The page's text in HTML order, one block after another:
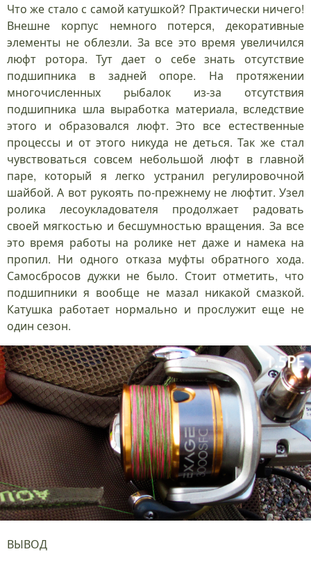
Что же стало с самой катушкой? Практически ничего!
Внешне корпус немного потерся, декоративные
элементы не облезли. За все это время увеличился
люфт ротора. Тут дает о себе знать отсутствие
подшипника в задней опоре. На протяжении
многочисленных рыбалок из-за отсутствия
подшипника шла выработка материала, вследствие
этого и образовался люфт. Это все естественные
процессы и от этого никуда не деться. Так же стал
чувствоваться совсем небольшой люфт в главной
паре, который я легко устранил регулировочной
шайбой. А вот рукоять по-прежнему не люфтит. Узел
ролика лесоукладователя продолжает радовать
своей мягкостью и бесшумностью вращения. За все
это время работы на ролике нет даже и намека на
пропил. Ни одного отказа муфты обратного хода.
Самосбросов дужки не было. Стоит отметить, что
подшипники я вообще не мазал никакой смазкой.
Катушка работает нормально и прослужит еще не
один сезон.
ВЫВОД